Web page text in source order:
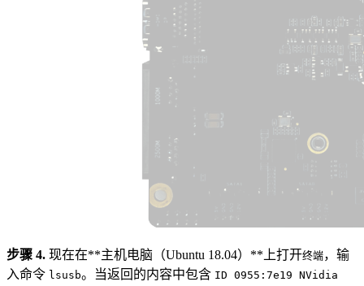
步骤 4. 现在在**主机电脑（Ubuntu 18.04）**上打开终端，输
入命令 lsusb。当返回的内容中包含 ID 0955:7e19 NVidia